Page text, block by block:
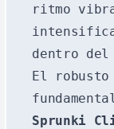
ritmo
dentro del
El robusto
Sprunki